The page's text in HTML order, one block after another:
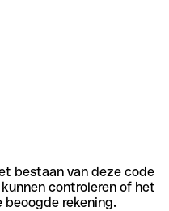
bestaan van deze code
controleren of het
beoogde rekening.